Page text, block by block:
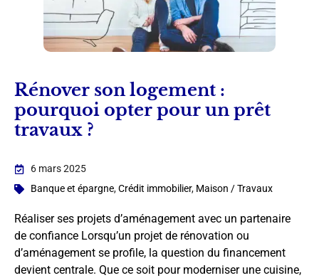
Rénover son logement :
pourquoi opter pour un prêt
travaux ?
6 mars 2025
Banque et épargne,Crédit immobilier, Maison / Travaux
Réaliser ses projets d’aménagement avec un partenaire
de confiance Lorsqu’un projet de rénovation ou
d’aménagement se profile, la question du financement
devient centrale. Que ce soit pour moderniser une cuisine,